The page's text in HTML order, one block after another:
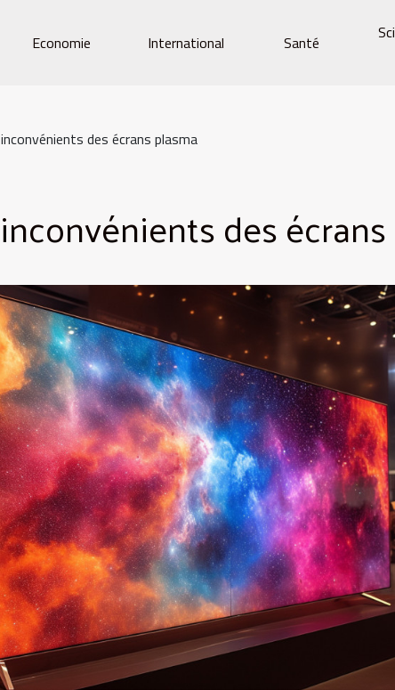
Economie International Santé
des écrans plasma
des